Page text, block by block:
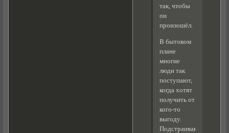
так, чтобы
он
произошёл.
В бытовом
плане
многие
люди так
поступают,
когда хотят
получить от
кого-то
выгоду.
Подстраивают,